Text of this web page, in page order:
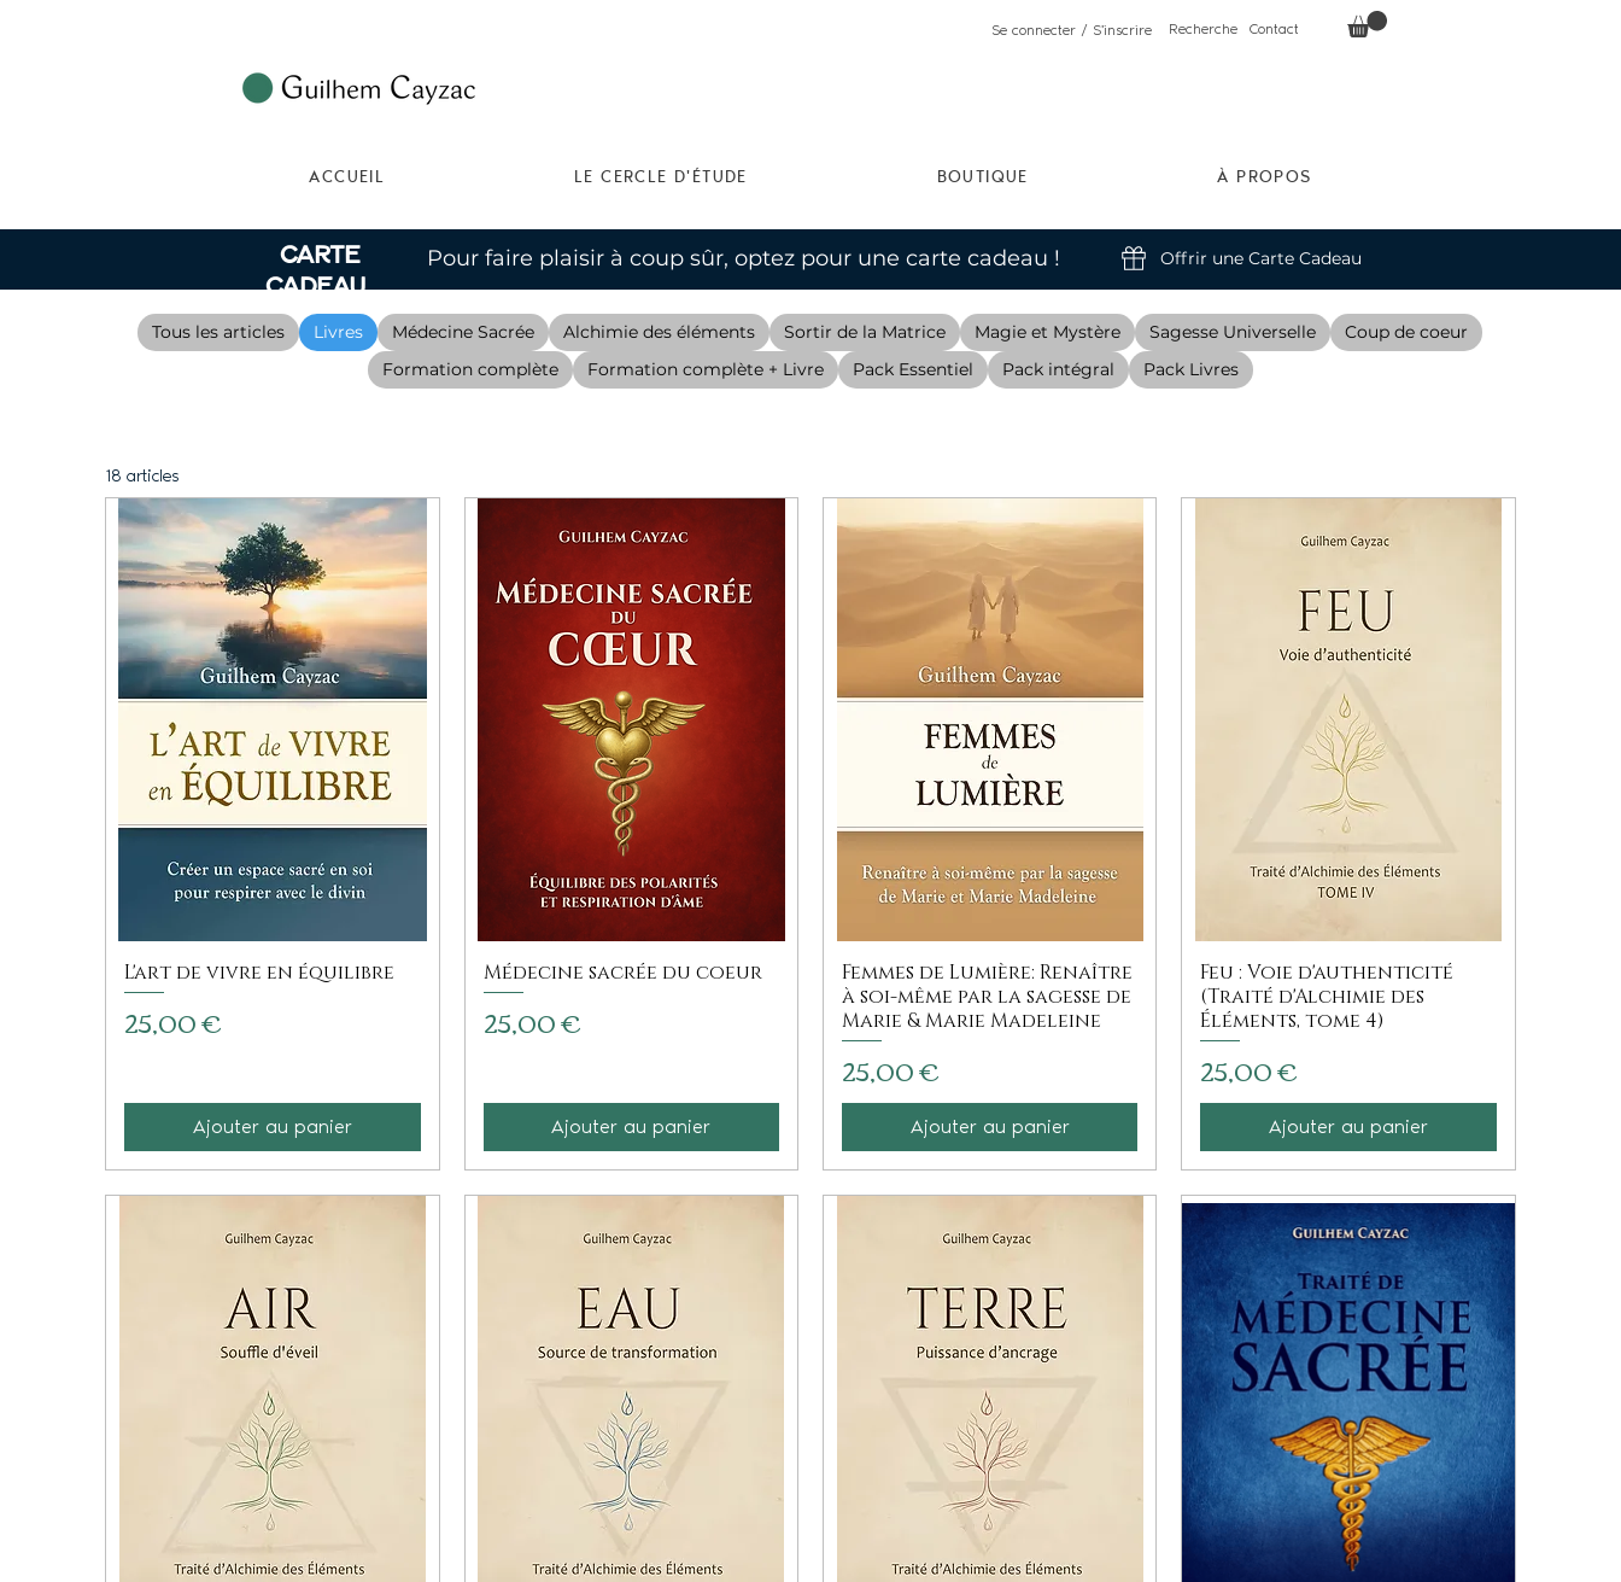
Se connecter / S'inscrire Recherche Contact
ACCUEIL LE CERCLE D'ÉTUDE BOUTIQUE À PROPOS
Carte
Cadeau
Pour faire plaisir à coup sûr, optez pour une carte cadeau ! Offrir une Carte Cadeau
Tous les articles Livres Médecine Sacrée Alchimie des éléments Sortir de la Matrice Magie et Mystère Sagesse Universelle
Coup de coeur
Formation complète
Formation complète + Livre Pack Essentiel Pack intégral Pack Livres
18 articles
L'art de vivre en équilibre
Prix
25,00 €
Ajouter au panier
Médecine sacrée du coeur
Prix
25,00 €
Ajouter au panier
Femmes de Lumière: Renaître
à soi-même par la sagesse de
Marie & Marie Madeleine
Prix
25,00 €
Ajouter au panier
Feu : Voie d'authenticité
(Traité d'Alchimie des
Éléments, tome 4)
Prix
25,00 €
Ajouter au panier